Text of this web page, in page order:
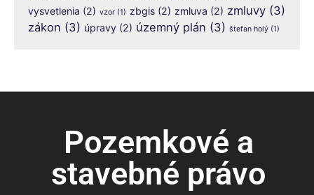
vysvetlenia (2) vzor (1) zbgis (2) zmluva (2) zmluvy (3)
zákon (3) úpravy (2) územný plán (3) štefan holý (1)
Pozemkové a
stavebné právo